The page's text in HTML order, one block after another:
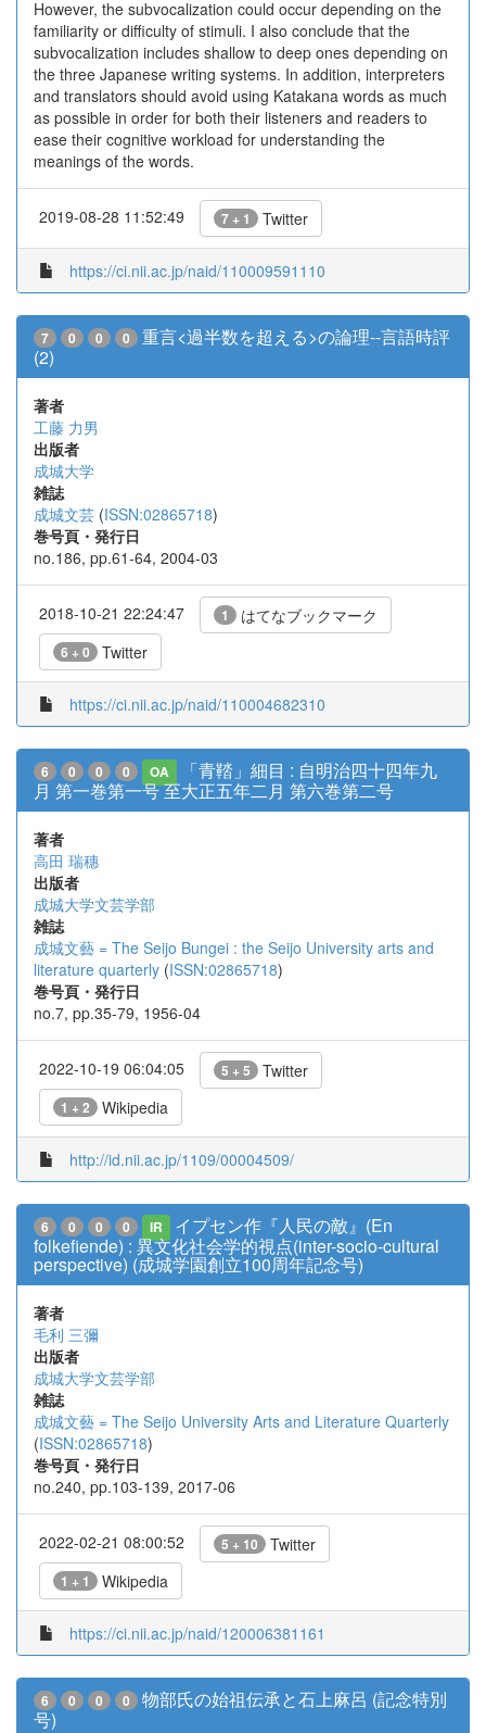
However, the subvocalization could occur depending on the
familiarity or difficulty of stimuli. I also conclude that the
subvocalization includes shallow to deep ones depending on
the three Japanese writing systems. In addition, interpreters
and translators should avoid using Katakana words as much
as possible in order for both their listeners and readers to
ease their cognitive workload for understanding the
meanings of the words.
2019-08-28 11:52:49 7 + 1 Twitter
https://ci.nii.ac.jp/naid/110009591110
7 0 0 0
重言<過半数を超える>の論理--言語時評
(2)
著者
工藤 力男
出版者
成城大学
雑誌
成城文芸 (ISSN:02865718)
巻号頁・発行日
no.186, pp.61-64, 2004-03
2018-10-21 22:24:47 1 はてなブックマーク
6 + 0 Twitter
https://ci.nii.ac.jp/naid/110004682310
6 0 0 0 OA
「青鞜」細目 : 自明治四十四年九
月 第一巻第一号 至大正五年二月 第六巻第二号
著者
高田 瑞穗
出版者
成城大学文芸学部
雑誌
成城文藝 = The Seijo Bungei : the Seijo University arts and
literature quarterly (ISSN:02865718)
巻号頁・発行日
no.7, pp.35-79, 1956-04
2022-10-19 06:04:05 5 + 5 Twitter
1 + 2 Wikipedia
http://id.nii.ac.jp/1109/00004509/
6 0 0 0 IR
イプセン作『人民の敵』(En
folkefiende) : 異文化社会学的視点(inter-socio-cultural
perspective) (成城学園創立100周年記念号)
著者
毛利 三彌
出版者
成城大学文芸学部
雑誌
成城文藝 = The Seijo University Arts and Literature Quarterly
(ISSN:02865718)
巻号頁・発行日
no.240, pp.103-139, 2017-06
2022-02-21 08:00:52 5 + 10 Twitter
1 + 1 Wikipedia
https://ci.nii.ac.jp/naid/120006381161
6 0 0 0
物部氏の始祖伝承と石上麻呂 (記念特別
号)